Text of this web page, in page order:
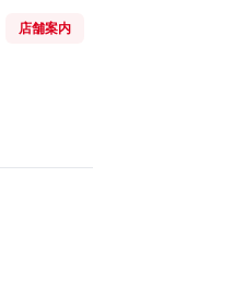
店舗案内